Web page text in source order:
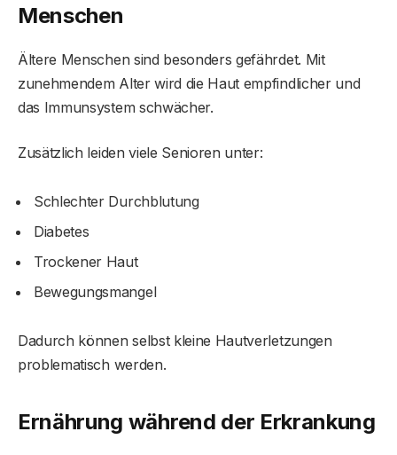
Menschen
Ältere Menschen sind besonders gefährdet. Mit
zunehmendem Alter wird die Haut empfindlicher und
das Immunsystem schwächer.
Zusätzlich leiden viele Senioren unter:
Schlechter Durchblutung
Diabetes
Trockener Haut
Bewegungsmangel
Dadurch können selbst kleine Hautverletzungen
problematisch werden.
Ernährung während der Erkrankung